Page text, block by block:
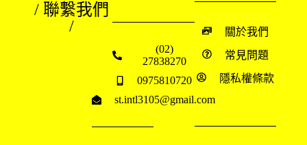
/ 聯繫我們
/
(02)
27838270
0975810720
st.intl3105@gmail.com
關於我們
常見問題
隱私權條款